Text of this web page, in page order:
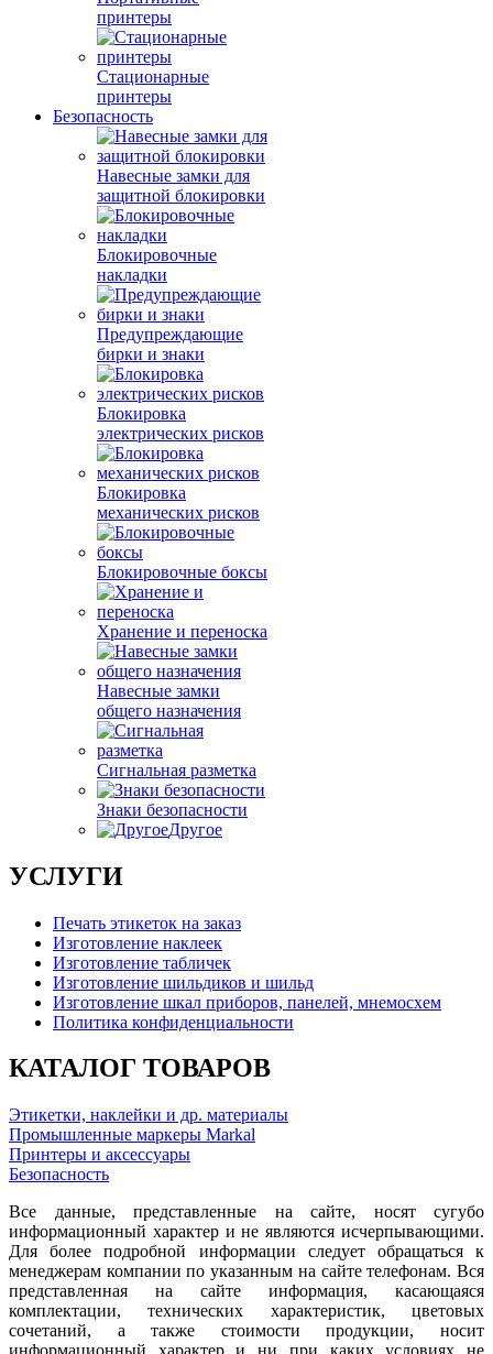
принтеры
Стационарные
принтеры
Безопасность
Навесные замки для
защитной блокировки
Блокировочные
накладки
Предупреждающие
бирки и знаки
Блокировка
электрических рисков
Блокировка
механических рисков
Блокировочные боксы
Хранение и переноска
Навесные замки
общего назначения
Сигнальная разметка
Знаки безопасности
Другое
УСЛУГИ
Печать этикеток на заказ
Изготовление наклеек
Изготовление табличек
Изготовление шильдиков и шильд
Изготовление шкал приборов, панелей, мнемосхем
Политика конфиденциальности
КАТАЛОГ ТОВАРОВ
Этикетки, наклейки и др. материалы
Промышленные маркеры Markal
Принтеры и аксессуары
Безопасность
Все данные, представленные на сайте, носят сугубо
информационный характер и не являются исчерпывающими.
Для более подробной информации следует обращаться к
менеджерам компании по указанным на сайте телефонам. Вся
представленная на сайте информация, касающаяся
комплектации, технических характеристик, цветовых
сочетаний, а также стоимости продукции, носит